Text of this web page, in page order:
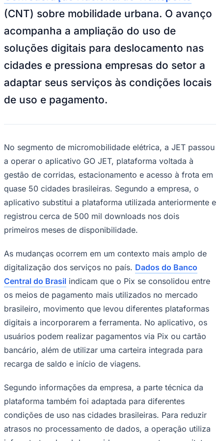
NBA
NFL
Fórmula 1
UFC
Tênis (ATP)
MLB
NHL
Atletismo
NBB
Competições de Futebol
Brasileirão Série B
Copa do Brasil
Libertadores
Sul-Americana
Copa América
Champions League
Premier League
Bundesliga
Mundial 2026
Times - Ir direto
(CNT) sobre mobilidade urbana. O avanço
acompanha a ampliação do uso de
soluções digitais para deslocamento nas
cidades e pressiona empresas do setor a
adaptar seus serviços às condições locais
de uso e pagamento.
No segmento de micromobilidade elétrica, a JET passou
a operar o aplicativo GO JET, plataforma voltada à
gestão de corridas, estacionamento e acesso à frota em
quase 50 cidades brasileiras. Segundo a empresa, o
aplicativo substitui a plataforma utilizada anteriormente e
registrou cerca de 500 mil downloads nos dois
primeiros meses de disponibilidade.
As mudanças ocorrem em um contexto mais amplo de
digitalização dos serviços no país. Dados do Banco
Central do Brasil indicam que o Pix se consolidou entre
os meios de pagamento mais utilizados no mercado
brasileiro, movimento que levou diferentes plataformas
digitais a incorporarem a ferramenta. No aplicativo, os
usuários podem realizar pagamentos via Pix ou cartão
bancário, além de utilizar uma carteira integrada para
recarga de saldo e início de viagens.
Segundo informações da empresa, a parte técnica da
plataforma também foi adaptada para diferentes
condições de uso nas cidades brasileiras. Para reduzir
atrasos no processamento de dados, a operação utiliza